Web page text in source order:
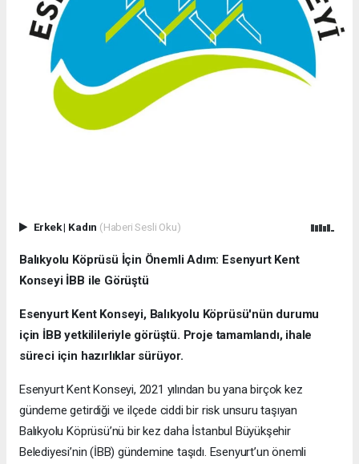
Erkek| Kadın (Haberi Sesli Oku)
Balıkyolu Köprüsü İçin Önemli Adım: Esenyurt Kent
Konseyi İBB ile Görüştü
Esenyurt Kent Konseyi, Balıkyolu Köprüsü'nün durumu
için İBB yetkilileriyle görüştü. Proje tamamlandı, ihale
süreci için hazırlıklar sürüyor.
Esenyurt Kent Konseyi, 2021 yılından bu yana birçok kez
gündeme getirdiği ve ilçede ciddi bir risk unsuru taşıyan
Balıkyolu Köprüsü’nü bir kez daha İstanbul Büyükşehir
Belediyesi’nin (İBB) gündemine taşıdı. Esenyurt’un önemli